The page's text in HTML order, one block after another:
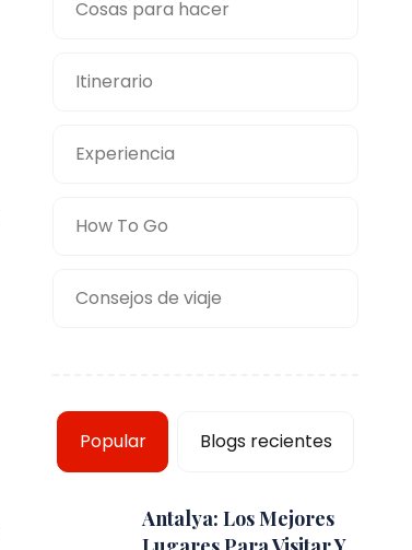
Cosas para hacer
Itinerario
Experiencia
How To Go
Consejos de viaje
Popular Blogs recientes
Antalya: Los Mejores